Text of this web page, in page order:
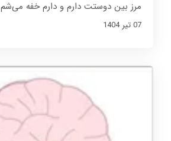
مرز بین دوستت دارم و دارم خفه می‌شم
07 تير 1404